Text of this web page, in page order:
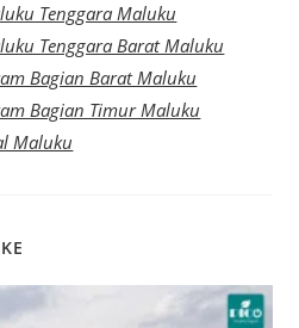
Tenggara Maluku
Tenggara Barat Maluku
Bagian Barat Maluku
Bagian Timur Maluku
Maluku